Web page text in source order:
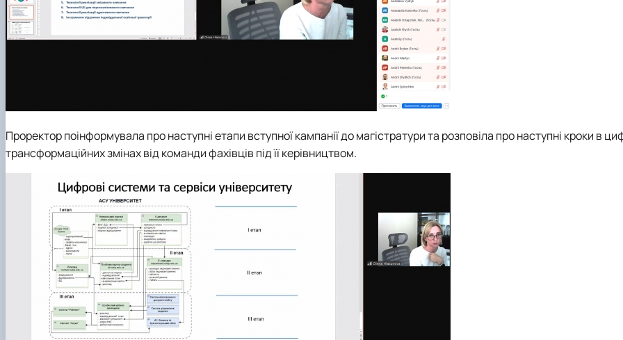
Проректор поінформувала про наступні етапи вступної кампанії до магістратури та розповіла про наступні кроки в
трансформаційних змінах від команди фахівців під її керівництвом.